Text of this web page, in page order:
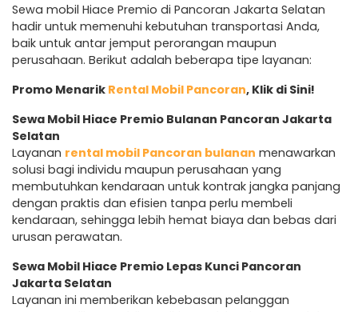
Sewa mobil Hiace Premio di Pancoran Jakarta Selatan
hadir untuk memenuhi kebutuhan transportasi Anda,
baik untuk antar jemput perorangan maupun
perusahaan. Berikut adalah beberapa tipe layanan:
Promo Menarik Rental Mobil Pancoran, Klik di Sini!
Sewa Mobil Hiace Premio Bulanan Pancoran Jakarta
Selatan
Layanan rental mobil Pancoran bulanan menawarkan
solusi bagi individu maupun perusahaan yang
membutuhkan kendaraan untuk kontrak jangka panjang
dengan praktis dan efisien tanpa perlu membeli
kendaraan, sehingga lebih hemat biaya dan bebas dari
urusan perawatan.
Sewa Mobil Hiace Premio Lepas Kunci Pancoran
Jakarta Selatan
Layanan ini memberikan kebebasan pelanggan